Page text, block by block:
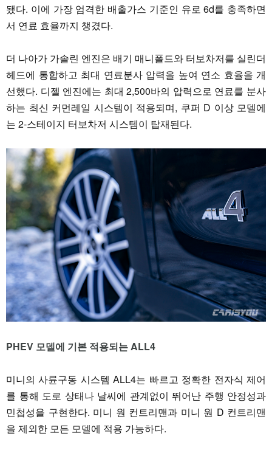
됐다. 이에 가장 엄격한 배출가스 기준인 유로 6d를 충족하면
서 연료 효율까지 챙겼다.
더 나아가 가솔린 엔진은 배기 매니폴드와 터보차저를 실린더
헤드에 통합하고 최대 연료분사 압력을 높여 연소 효율을 개
선했다. 디젤 엔진에는 최대 2,500바의 압력으로 연료를 분사
하는 최신 커먼레일 시스템이 적용되며, 쿠퍼 D 이상 모델에
는 2-스테이지 터보차저 시스템이 탑재된다.
PHEV 모델에 기본 적용되는 ALL4
미니의 사륜구동 시스템 ALL4는 빠르고 정확한 전자식 제어
를 통해 도로 상태나 날씨에 관계없이 뛰어난 주행 안정성과
민첩성을 구현한다. 미니 원 컨트리맨과 미니 원 D 컨트리맨
을 제외한 모든 모델에 적용 가능하다.